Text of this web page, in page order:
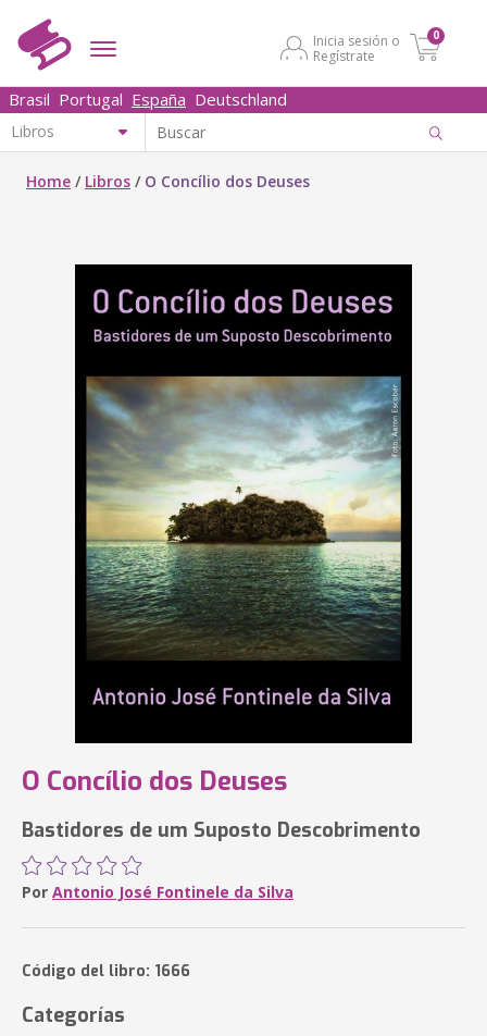
Inicia sesión o
Regístrate
0
Brasil Portugal España Deutschland
Home / Libros / O Concílio dos Deuses
O Concílio dos Deuses
Bastidores de um Suposto Descobrimento
Por Antonio José Fontinele da Silva
Código del libro: 1666
Categorías